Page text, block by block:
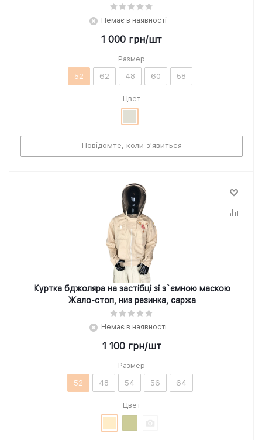
Немає в наявності
1 000 грн/шт
Размер
52 62 48 60 58
Цвет
Повідомте, коли з'явиться
Куртка бджоляра на застібці зі з`ємною маскою
Жало-стоп, низ резинка, саржа
Немає в наявності
1 100грн/шт
Размер
52 48 54 56 64
Цвет